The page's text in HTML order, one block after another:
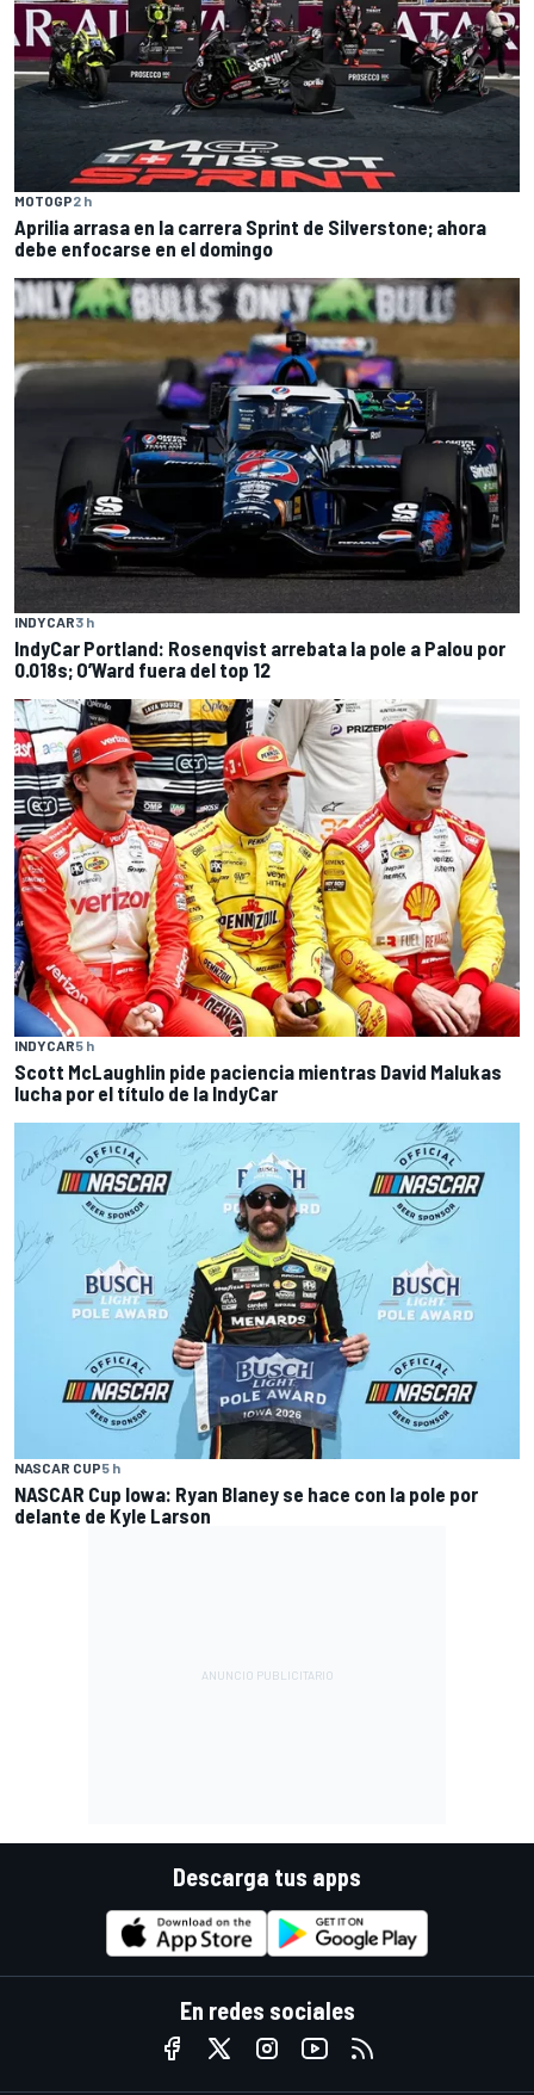
MOTOGP2 h
Aprilia arrasa en la carrera Sprint de Silverstone; ahora
debe enfocarse en el domingo
INDYCAR3 h
IndyCar Portland: Rosenqvist arrebata la pole a Palou por
0.018s; O’Ward fuera del top 12
INDYCAR5 h
Scott McLaughlin pide paciencia mientras David Malukas
lucha por el título de la IndyCar
NASCAR CUP5 h
NASCAR Cup Iowa: Ryan Blaney se hace con la pole por
delante de Kyle Larson
Descarga tus apps
En redes sociales